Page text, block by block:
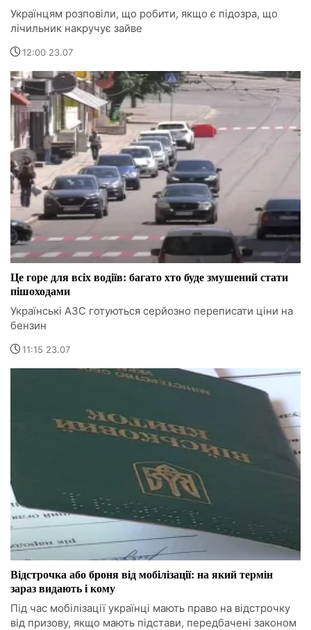
Українцям розповіли, що робити, якщо є підозра, що
лічильник накручує зайве
12:00 23.07
Це горе для всіх водіїв: багато хто буде змушений стати
пішоходами
Українські АЗС готуються серйозно переписати ціни на
бензин
11:15 23.07
Відстрочка або броня від мобілізації: на який термін
зараз видають і кому
Під час мобілізації українці мають право на відстрочку
від призову, якщо мають підстави, передбачені законом